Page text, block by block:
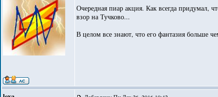
Очередная пиар акция. Как всегда придумал,
взор на Тучково...
В целом все знают, что его фантазия больше